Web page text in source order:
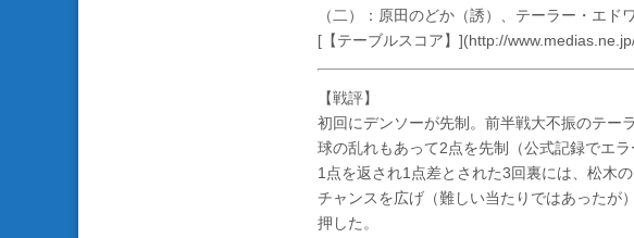
（二）：原田のどか（誘）、テーラー・エド
[【テーブルスコア】](http://
【戦評】
初回にデンソーが先制。前半戦大不振のテー
球の乱れもあって2点を先制（公式記録でエラ
1点を返され1点差とされた3回裏には、松木
チャンスを広げ（難しい当たりではあったが
押した。